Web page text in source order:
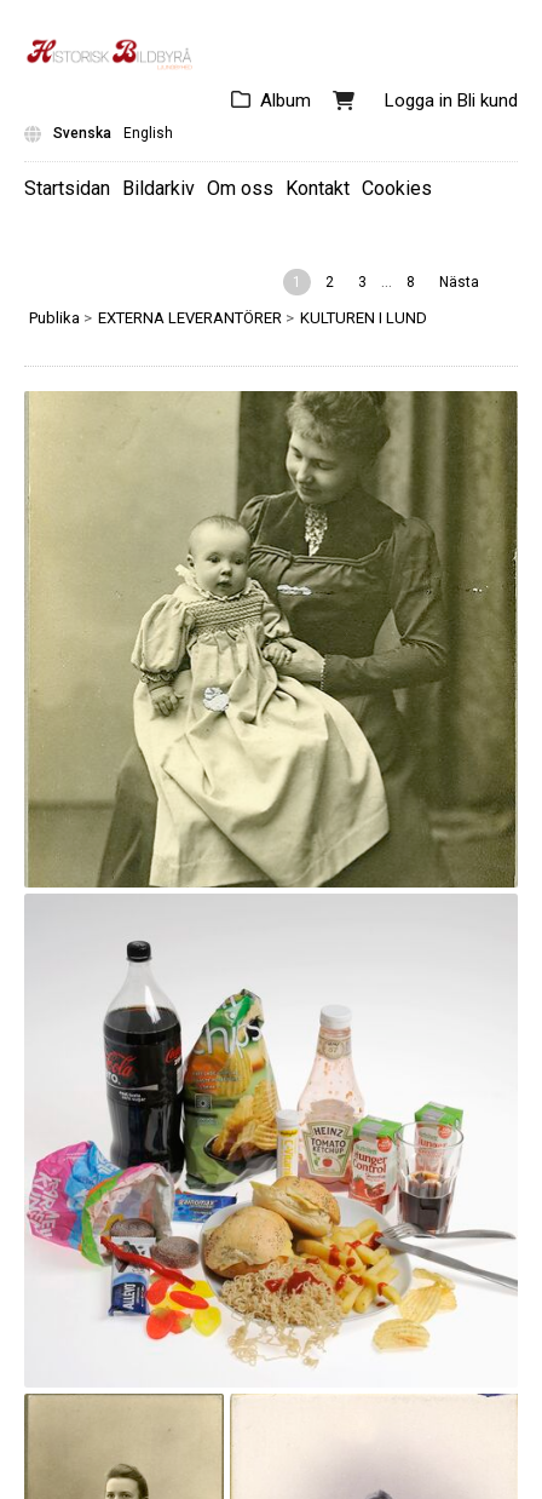
Logga in Bli kund
Album
Svenska English
Startsidan Bildarkiv Om oss Kontakt Cookies
1 2 3 ... 8 Nästa
Publika > EXTERNA LEVERANTÖRER > KULTUREN I LUND